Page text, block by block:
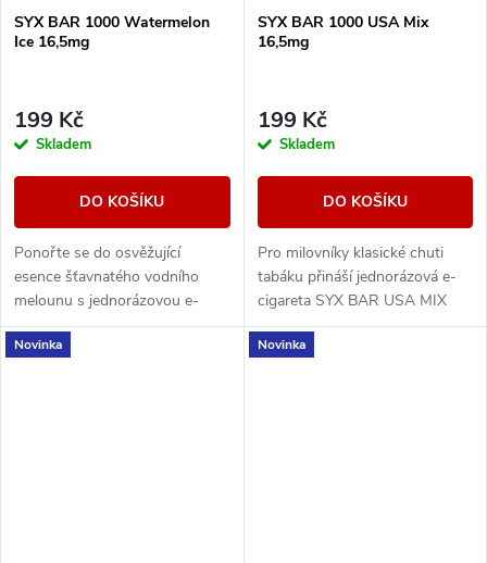
SYX BAR 1000 Watermelon
Ice 16,5mg
199 Kč
Skladem
DO KOŠÍKU
Ponořte se do osvěžující
esence šťavnatého vodního
melounu s jednorázovou e-
cigaretou SYX BAR
Watermelon Ice.
SYX BAR 1000 USA Mix
16,5mg
199 Kč
Skladem
DO KOŠÍKU
Pro milovníky klasické chuti
tabáku přináší jednorázová e-
cigareta SYX BAR USA MIX
známý a uspokojivý zážitek.
Novinka Novinka